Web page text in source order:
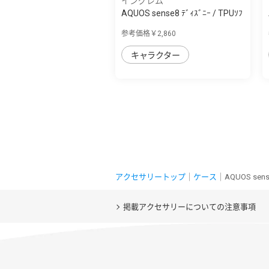
AQUOS sense8 ﾃﾞｨｽﾞﾆｰ / TPUｿﾌ
参考価格￥2,860
キャラクター
アクセサリートップ ケース ｜AQUOS
掲載アクセサリーについての注意事項